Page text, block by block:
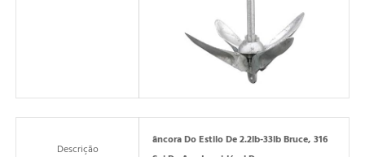
Descrição
âncora Do Estilo De 2.2lb-33lb Bruce, 316